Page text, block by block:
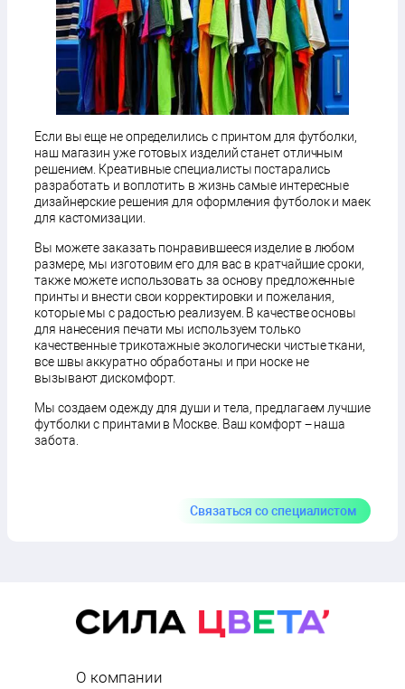
Если вы еще не определились с принтом для футболки,
наш магазин уже готовых изделий станет отличным
решением. Креативные специалисты постарались
разработать и воплотить в жизнь самые интересные
дизайнерские решения для оформления футболок и маек
для кастомизации.
Вы можете заказать понравившееся изделие в любом
размере, мы изготовим его для вас в кратчайшие сроки,
также можете использовать за основу предложенные
принты и внести свои корректировки и пожелания,
которые мы с радостью реализуем. В качестве основы
для нанесения печати мы используем только
качественные трикотажные экологически чистые ткани,
все швы аккуратно обработаны и при носке не
вызывают дискомфорт.
Мы создаем одежду для души и тела, предлагаем лучшие
футболки с принтами в Москве. Ваш комфорт − наша
забота.
Связаться со специалистом
О компании